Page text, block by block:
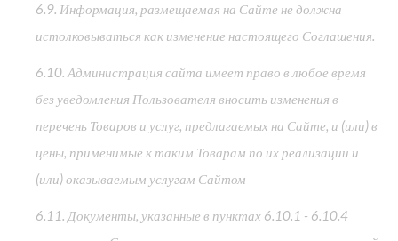
6.9. Информация, размещаемая на Сайте не должна
истолковываться как изменение настоящего Соглашения.
6.10. Администрация сайта имеет право в любое время
без уведомления Пользователя вносить изменения в
перечень Товаров и услуг, предлагаемых на Сайте, и (или) в
цены, применимые к таким Товарам по их реализации и
(или) оказываемым услугам Сайтом
6.11. Документы, указанные в пунктах 6.10.1 - 6.10.4